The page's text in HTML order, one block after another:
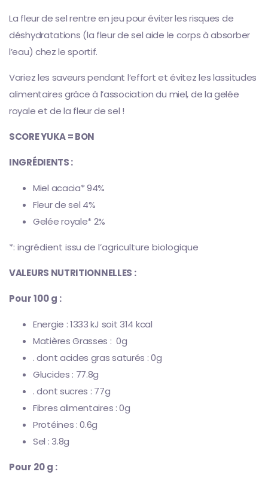
La fleur de sel rentre en jeu pour éviter les risques de
déshydratations (la fleur de sel aide le corps à absorber
l’eau) chez le sportif.
Variez les saveurs pendant l’effort et évitez les lassitudes
alimentaires grâce à l’association du miel, de la gelée
royale et de la fleur de sel !
SCORE YUKA = BON
INGRÉDIENTS :
Miel acacia* 94%
Fleur de sel 4%
Gelée royale* 2%
*: ingrédient issu de l’agriculture biologique
VALEURS NUTRITIONNELLES :
Pour 100 g :
Energie : 1333 kJ soit 314 kcal
Matières Grasses : 0g
. dont acides gras saturés : 0g
Glucides : 77.8g
. dont sucres : 77g
Fibres alimentaires : 0g
Protéines : 0.6g
Sel : 3.8g
Pour 20 g :